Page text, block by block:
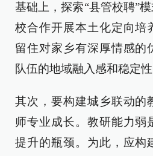
基础上，探索“县管校聘”
校合作开展本土化定向培
留住对家乡有深厚情感的
队伍的地域融入感和稳定性
其次，要构建城乡联动的
师专业成长。教研能力弱
提升的瓶颈。为此，应构